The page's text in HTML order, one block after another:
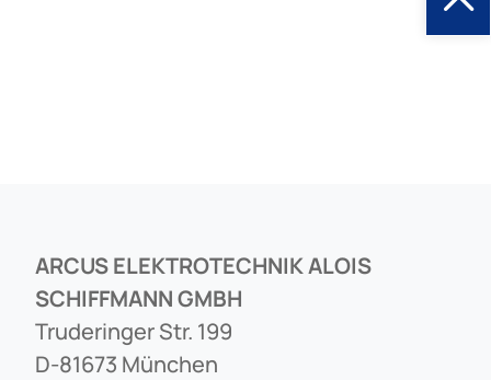
ARCUS ELEKTROTECHNIK ALOIS
SCHIFFMANN GMBH
Truderinger Str. 199
D-81673 München